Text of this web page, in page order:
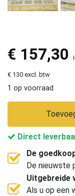
€ 157,30
€ 130 excl. btw
1 op voorraad
Direct
De
De nieuwste
Uitgebreide
Als u op een